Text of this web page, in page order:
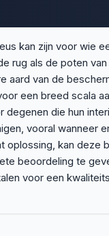
kan zijn voor wie
als de poten
aard van de
een breed scala
die hun
vooral wanneer
oplossing, kan
beoordeling te
voor een